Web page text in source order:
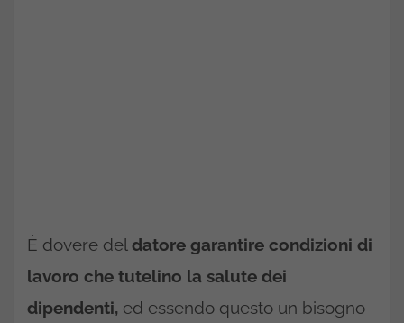
È dovere del datore garantire condizioni di
lavoro che tutelino la salute dei
dipendenti, ed essendo questo un bisogno